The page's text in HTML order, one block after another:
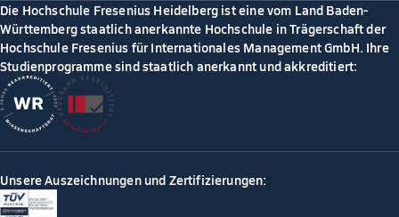
Die Hochschule Fresenius Heidelberg ist eine vom Land Baden-
Württemberg staatlich anerkannte Hochschule in Trägerschaft der
Hochschule Fresenius für Internationales Management GmbH. Ihre
Studienprogramme sind staatlich anerkannt und akkreditiert:
Unsere Auszeichnungen und Zertifizierungen: